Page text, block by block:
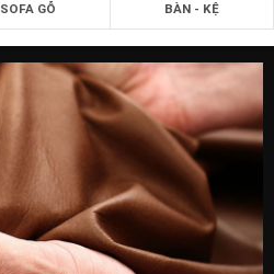
SOFA GỖ BÀN - KỆ